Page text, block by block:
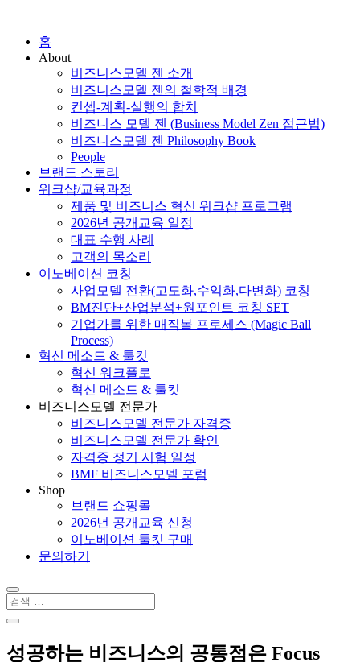
홈
About
비즈니스모델 젠 소개
비즈니스모델 젠의 철학적 배경
컨셉-계획-실행의 합치
비즈니스 모델 젠 (Business Model Zen 접근법)
비즈니스모델 젠 Philosophy Book
People
브랜드 스토리
워크샵/교육과정
제품 및 비즈니스 혁신 워크샵 프로그램
2026년 공개교육 일정
대표 수행 사례
고객의 목소리
이노베이션 코칭
사업모델 전환(고도화,수익화,다변화) 코칭
BM진단+산업분석+원포인트 코칭 SET
기업가를 위한 매직볼 프로세스 (Magic Ball
Process)
혁신 메소드 & 툴킷
혁신 워크플로
혁신 메소드 & 툴킷
비즈니스모델 전문가
비즈니스모델 전문가 자격증
비즈니스모델 전문가 확인
자격증 정기 시험 일정
BMF 비즈니스모델 포럼
Shop
브랜드 쇼핑몰
2026년 공개교육 신청
이노베이션 툴킷 구매
문의하기
성공하는 비즈니스의 공통점은 Focus